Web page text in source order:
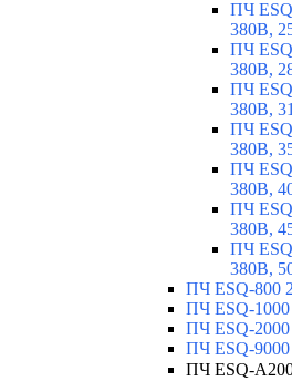
ПЧ
380В,
ПЧ
380В,
ПЧ
380В,
ПЧ
380В,
ПЧ
380В,
ПЧ
380В,
ПЧ
380В,
ПЧ ESQ-800
ПЧ ESQ-
ПЧ ESQ-
ПЧ ESQ-
ПЧ ESQ-